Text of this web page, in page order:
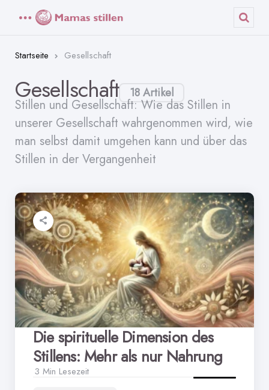
Startseite Gesellschaft
18 Artikel
Gesellschaft
Stillen und Gesellschaft: Wie das Stillen in
unserer Gesellschaft wahrgenommen wird, wie
man selbst damit umgehen kann und über das
Stillen in der Vergangenheit
Die spirituelle Dimension des
Stillens: Mehr als nur Nahrung
3 Min Lesezeit